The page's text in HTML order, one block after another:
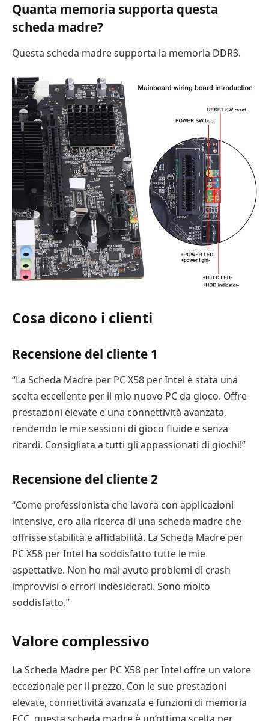
Quanta memoria supporta questa
scheda madre?
Questa scheda madre supporta la memoria DDR3.
Cosa dicono i clienti
Recensione del cliente 1
“La Scheda Madre per PC X58 per Intel è stata una
scelta eccellente per il mio nuovo PC da gioco. Offre
prestazioni elevate e una connettività avanzata,
rendendo le mie sessioni di gioco fluide e senza
ritardi. Consigliata a tutti gli appassionati di giochi!”
Recensione del cliente 2
“Come professionista che lavora con applicazioni
intensive, ero alla ricerca di una scheda madre che
offrisse stabilità e affidabilità. La Scheda Madre per
PC X58 per Intel ha soddisfatto tutte le mie
aspettative. Non ho mai avuto problemi di crash
improvvisi o errori indesiderati. Sono molto
soddisfatto.”
Valore complessivo
La Scheda Madre per PC X58 per Intel offre un valore
eccezionale per il prezzo. Con le sue prestazioni
elevate, connettività avanzata e funzioni di memoria